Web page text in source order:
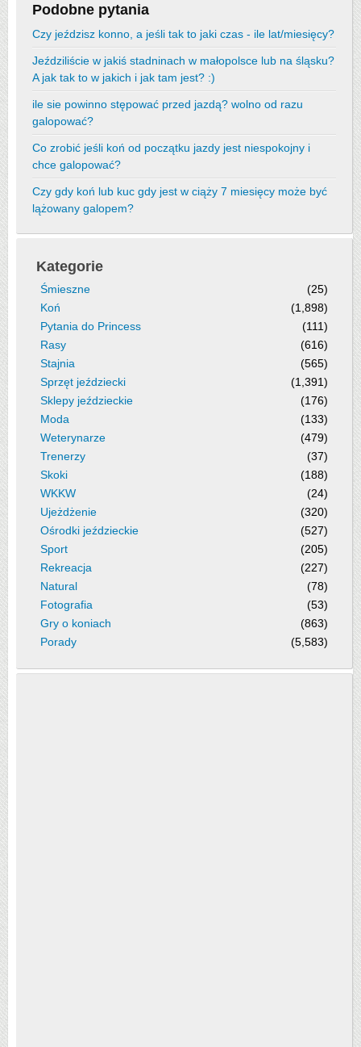
Podobne pytania
Czy jeździsz konno, a jeśli tak to jaki czas - ile lat/miesięcy?
Jeździliście w jakiś stadninach w małopolsce lub na śląsku?
A jak tak to w jakich i jak tam jest? :)
ile sie powinno stępować przed jazdą? wolno od razu
galopować?
Co zrobić jeśli koń od początku jazdy jest niespokojny i
chce galopować?
Czy gdy koń lub kuc gdy jest w ciąży 7 miesięcy może być
lążowany galopem?
Kategorie
Śmieszne
(25)
Koń
(1,898)
Pytania do Princess
(111)
Rasy
(616)
Stajnia
(565)
Sprzęt jeździecki
(1,391)
Sklepy jeździeckie
(176)
Moda
(133)
Weterynarze
(479)
Trenerzy
(37)
Skoki
(188)
WKKW
(24)
Ujeżdżenie
(320)
Ośrodki jeździeckie
(527)
Sport
(205)
Rekreacja
(227)
Natural
(78)
Fotografia
(53)
Gry o koniach
(863)
Porady
(5,583)